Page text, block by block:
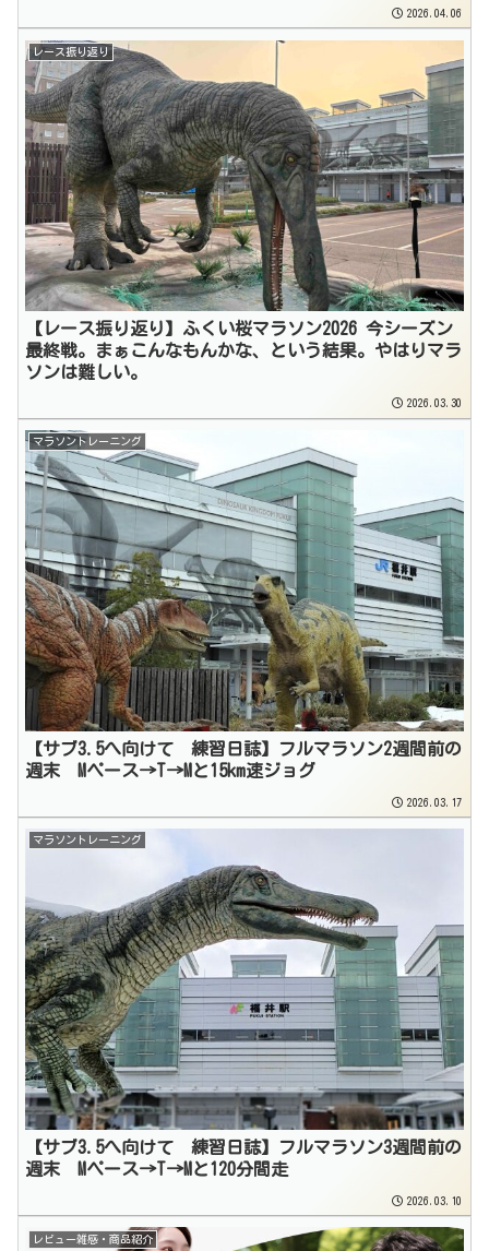
2026.04.06
レース振り返り
【レース振り返り】ふくい桜マラソン2026 今シーズン
最終戦。まぁこんなもんかな、という結果。やはりマラ
ソンは難しい。
2026.03.30
マラソントレーニング
【サブ3.5へ向けて 練習日誌】フルマラソン2週間前の
週末 Mペース→T→Mと15km速ジョグ
2026.03.17
マラソントレーニング
【サブ3.5へ向けて 練習日誌】フルマラソン3週間前の
週末 Mペース→T→Mと120分間走
2026.03.10
レビュー雑感・商品紹介